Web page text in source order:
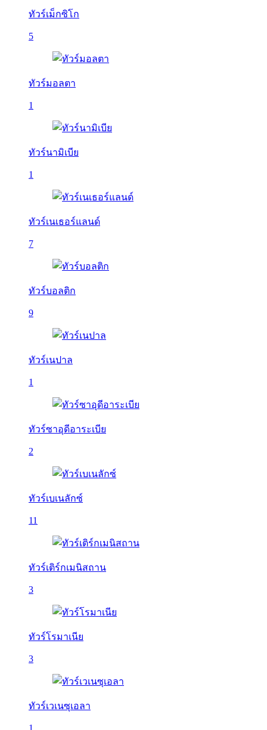
ทัวร์เม็กซิโก
5
ทัวร์มอลตา
1
ทัวร์นามิเบีย
1
ทัวร์เนเธอร์แลนด์
7
ทัวร์บอลติก
9
ทัวร์เนปาล
1
ทัวร์ซาอุดีอาระเบีย
2
ทัวร์เบเนลักซ์
11
ทัวร์เติร์กเมนิสถาน
3
ทัวร์โรมาเนีย
3
ทัวร์เวเนซุเอลา
1